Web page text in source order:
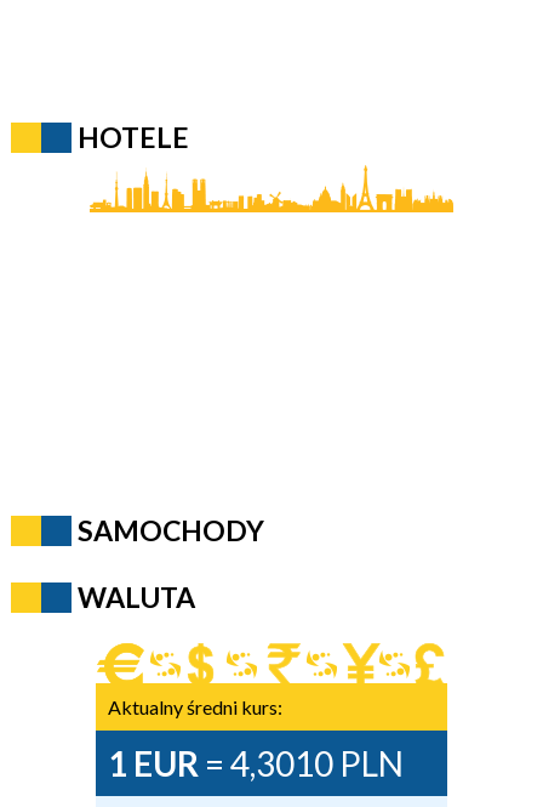
HOTELE
SAMOCHODY
WALUTA
Aktualny średni kurs:
1 EUR = 4,3010 PLN